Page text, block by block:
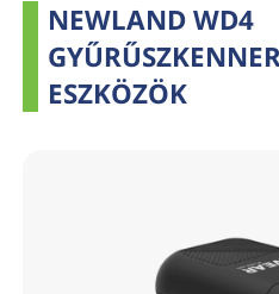
NEWLAND WD4
ESZKÖZÖK